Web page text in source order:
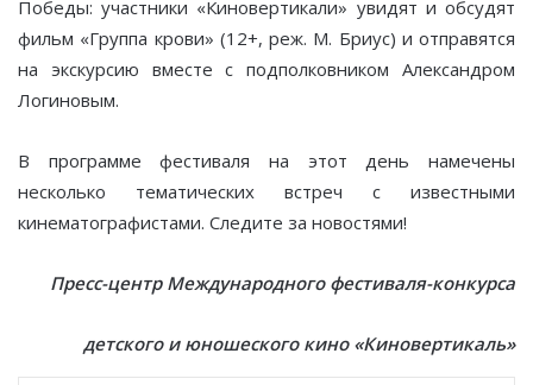
Победы: участники «Киновертикали» увидят и обсудят
фильм «Группа крови» (12+, реж. М. Бриус) и отправятся
на экскурсию вместе с подполковником Александром
Логиновым.
В программе фестиваля на этот день намечены
несколько тематических встреч с известными
кинематографистами. Следите за новостями!
Пресс-центр Международного фестиваля-конкурса
детского и юношеского кино «Киновертикаль»